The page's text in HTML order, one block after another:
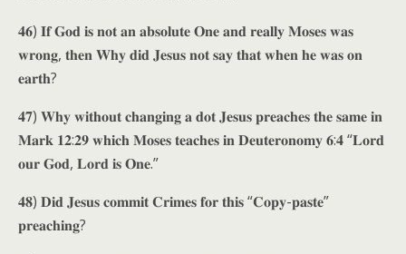
𝟒𝟔) 𝐈𝐟 𝐆𝐨𝐝 𝐢𝐬 𝐧𝐨𝐭 𝐚𝐧 𝐚𝐛𝐬𝐨𝐥𝐮𝐭𝐞 𝐎𝐧𝐞 𝐚𝐧𝐝 𝐫𝐞𝐚𝐥𝐥𝐲 𝐌𝐨𝐬𝐞𝐬 𝐰𝐚𝐬
𝐰𝐫𝐨𝐧𝐠, 𝐭𝐡𝐞𝐧 𝐖𝐡𝐲 𝐝𝐢𝐝 𝐉𝐞𝐬𝐮𝐬 𝐧𝐨𝐭 𝐬𝐚𝐲 𝐭𝐡𝐚𝐭 𝐰𝐡𝐞𝐧 𝐡𝐞 𝐰𝐚𝐬 𝐨𝐧
𝐞𝐚𝐫𝐭𝐡?
𝟒𝟕) 𝐖𝐡𝐲 𝐰𝐢𝐭𝐡𝐨𝐮𝐭 𝐜𝐡𝐚𝐧𝐠𝐢𝐧𝐠 𝐚 𝐝𝐨𝐭 𝐉𝐞𝐬𝐮𝐬 𝐩𝐫𝐞𝐚𝐜𝐡𝐞𝐬 𝐭𝐡𝐞 𝐬𝐚𝐦𝐞 𝐢𝐧
𝐌𝐚𝐫𝐤 𝟏𝟐:𝟐𝟗 𝐰𝐡𝐢𝐜𝐡 𝐌𝐨𝐬𝐞𝐬 𝐭𝐞𝐚𝐜𝐡𝐞𝐬 𝐢𝐧 𝐃𝐞𝐮𝐭𝐞𝐫𝐨𝐧𝐨𝐦𝐲 𝟔:𝟒 “𝐋𝐨𝐫𝐝
𝐨𝐮𝐫 𝐆𝐨𝐝, 𝐋𝐨𝐫𝐝 𝐢𝐬 𝐎𝐧𝐞.”
𝟒𝟖) 𝐃𝐢𝐝 𝐉𝐞𝐬𝐮𝐬 𝐜𝐨𝐦𝐦𝐢𝐭 𝐂𝐫𝐢𝐦𝐞𝐬 𝐟𝐨𝐫 𝐭𝐡𝐢𝐬 “𝐂𝐨𝐩𝐲-𝐩𝐚𝐬𝐭𝐞”
𝐩𝐫𝐞𝐚𝐜𝐡𝐢𝐧𝐠?